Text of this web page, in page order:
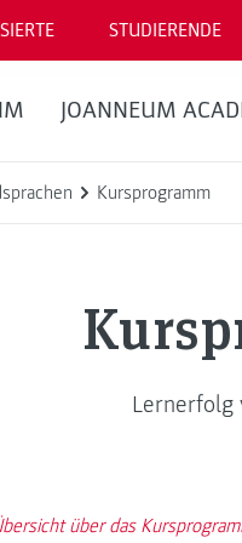
STUDIERENDE
JOANNEUM
Kursprogramm
Lernerfolg
über das